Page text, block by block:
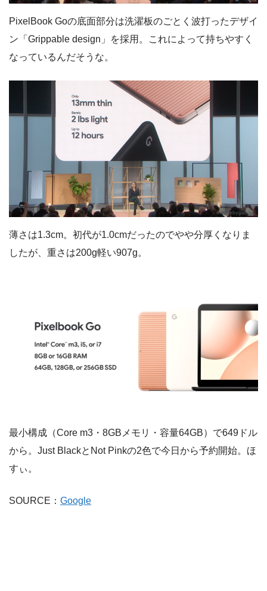
PixelBook Goの底面部分は洗濯板のごとく波打ったデザイ
ン「Grippable design」を採用。これによって持ちやすく
なっているんだそうな。
薄さは1.3cm。初代が1.0cmだったのでやや分厚くなりま
したが、重さは200g軽い907g。
最小構成（Core m3・8GBメモリ・容量64GB）で649ドル
から。Just BlackとNot Pinkの2色で今日から予約開始。ほ
すぃ。
SOURCE： Google